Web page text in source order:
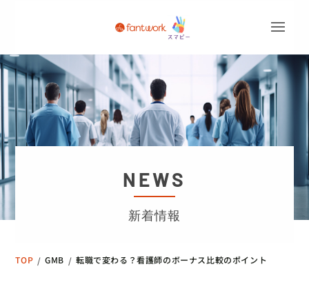
NEWS
新着情報
TOP / GMB / 転職で変わる？看護師のボーナス比較のポイント